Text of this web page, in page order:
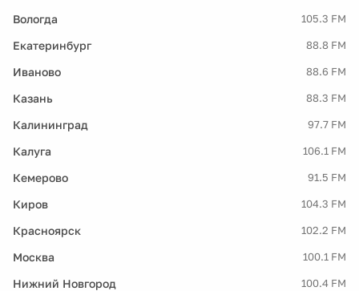
Вологда 105.3 FM
Екатеринбург 88.8 FM
Иваново 88.6 FM
Казань 88.3 FM
Калининград 97.7 FM
Калуга 106.1 FM
Кемерово 91.5 FM
Киров 104.3 FM
Красноярск 102.2 FM
Москва 100.1 FM
Нижний Новгород 100.4 FM